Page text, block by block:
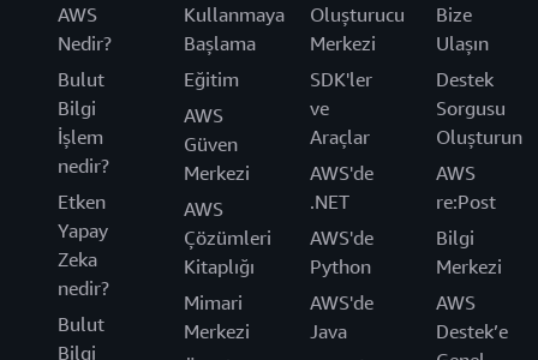
AWS
Nedir?
Bulut
Bilgi
İşlem
nedir?
Etken
Yapay
Zeka
nedir?
Bulut
Bilgi
Kullanmaya
Başlama
Eğitim
AWS
Güven
Merkezi
AWS
Çözümleri
Kitaplığı
Mimari
Merkezi
Oluşturucu
Merkezi
SDK'ler
ve
Araçlar
AWS'de
.NET
AWS'de
Python
AWS'de
Java
Bize
Ulaşın
Destek
Sorgusu
Oluşturun
AWS
re:Post
Bilgi
Merkezi
AWS
Destek’e